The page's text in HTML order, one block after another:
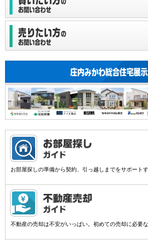
お部屋探しの準備から契約、引っ越しまでをサポート
不動産の売却は不安がいっぱい。初めての売却に必要